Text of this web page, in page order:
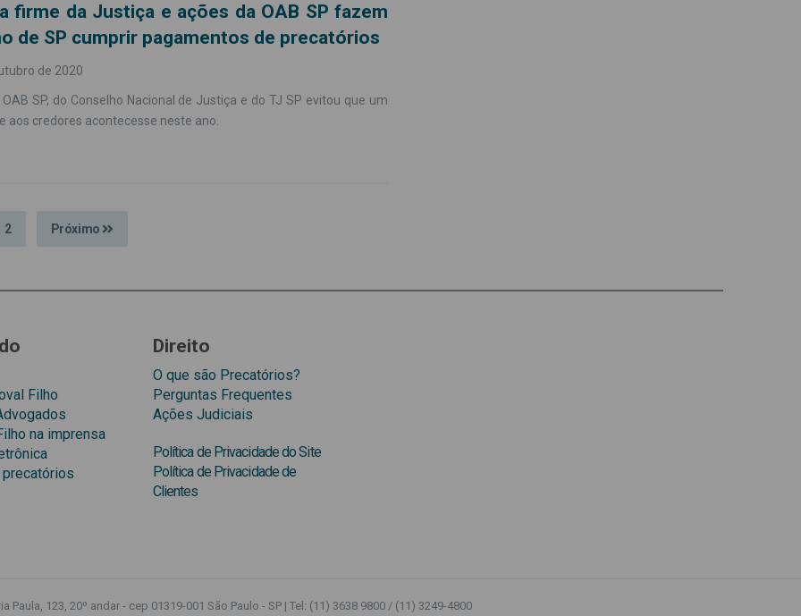
firme da Justiça e ações da OAB SP fazem
de SP cumprir pagamentos de precatórios
de 2020
SP, do Conselho Nacional de Justiça e do TJ SP evitou que um
aos credores acontecesse neste ano.
2 Próximo
Filho
na imprensa
Direito
O que são Precatórios?
Perguntas Frequentes
Ações Judiciais
Política de Privacidade do Site
Política de Privacidade de
Clientes
Paula, 123, 20º andar - cep 01319-001 São Paulo - SP | Tel: (11) 3638 9800 / (11) 3249-4800